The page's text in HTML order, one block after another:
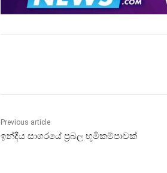
Previous article
ඉන්දීය සාගරයේ ප්‍රබල භූමිකම්පාවක්